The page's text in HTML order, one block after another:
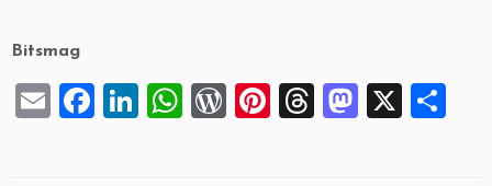
Bitsmag
E
F
Li
W W
Pi
T
M
X